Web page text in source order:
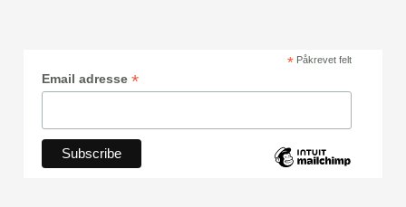
*Påkrevet felt
Email adresse *